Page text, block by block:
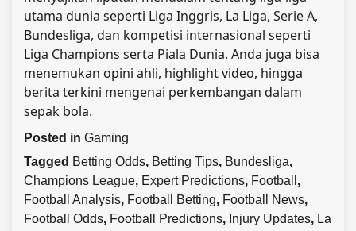
utama dunia seperti Liga Inggris, La Liga, Serie A,
Bundesliga, dan kompetisi internasional seperti
Liga Champions serta Piala Dunia. Anda juga bisa
menemukan opini ahli, highlight video, hingga
berita terkini mengenai perkembangan dalam
sepak bola.
Posted in Gaming
Tagged Betting Odds, Betting Tips, Bundesliga,
Champions League, Expert Predictions, Football ,
Football Analysis, Football Betting, Football News,
Football Odds, Football Predictions, Injury Updates, La